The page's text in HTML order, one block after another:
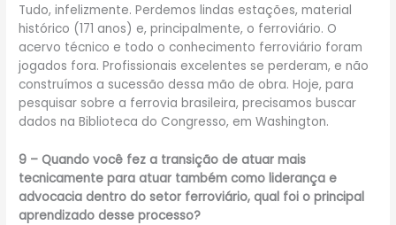
Tudo, infelizmente. Perdemos lindas estações, material
histórico (171 anos) e, principalmente, o ferroviário. O
acervo técnico e todo o conhecimento ferroviário foram
jogados fora. Profissionais excelentes se perderam, e não
construímos a sucessão dessa mão de obra. Hoje, para
pesquisar sobre a ferrovia brasileira, precisamos buscar
dados na Biblioteca do Congresso, em Washington.
9 – Quando você fez a transição de atuar mais
tecnicamente para atuar também como liderança e
advocacia dentro do setor ferroviário, qual foi o principal
aprendizado desse processo?